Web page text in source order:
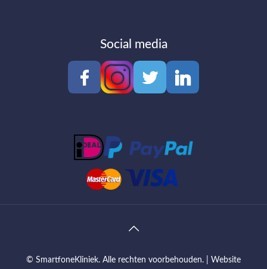
Social media
© SmartfoneKliniek. Alle rechten voorbehouden. | Website